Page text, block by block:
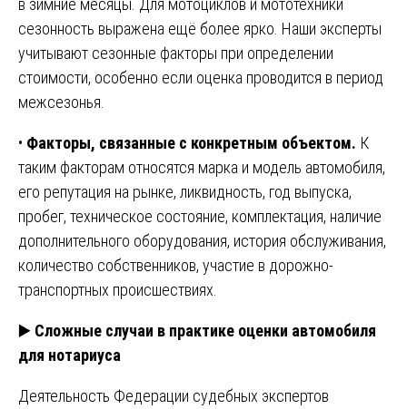
в зимние месяцы. Для мотоциклов и мототехники
сезонность выражена ещё более ярко. Наши эксперты
учитывают сезонные факторы при определении
стоимости, особенно если оценка проводится в период
межсезонья.
• Факторы, связанные с конкретным объектом. К
таким факторам относятся марка и модель автомобиля,
его репутация на рынке, ликвидность, год выпуска,
пробег, техническое состояние, комплектация, наличие
дополнительного оборудования, история обслуживания,
количество собственников, участие в дорожно-
транспортных происшествиях.
▶️ Сложные случаи в практике оценки автомобиля
для нотариуса
Деятельность Федерации судебных экспертов